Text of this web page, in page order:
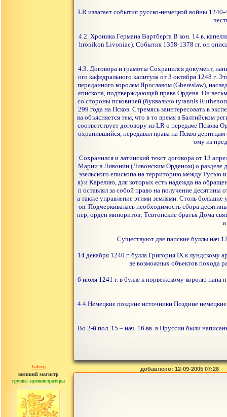
LR излагает события русско-немецкой войны
4.2. Хроника Германа Вартберга В кон. 14 в.
hronikon Livoniae). События 1358-1378 гг. он
4.3. Договора и грамоты Сохранился документ,
ого кафедрального капитула от 3 октября 1248 г.
переданного королем Ярославом (Ghereslaw),
епископа, подтверждающей права Ордена. Он
со стороны псковичей (буквально tyrannis
299 года на Псков. Стремясь заинтересовать в
ва объясняется тем, что в то время в Балтийском
соответствует договору из LR о передаче Пскова
охранившийся, передавал права на Псков
ому из
Сохранился и латинский текст договора от 13
Марии в Ливонии (Ливонским Орденом) о разделе
эзельского епископа на территорию между
я) и Карелию, для которых есть надежда на
п оставлял за собой право на получение
а также управление этими землями. Столь
ов. Подчеркивалась необходимость сбора
нер, орден миноритов; Тевтонские братья Дома
и
Существуют две папские буллы
14 декабря 1240 г. булла Григория IX к
ве возможных объектов похода
6 июля 1241 г. в булле к норвежскому королю папа
4.4.Немецкие поздние источники Поздние
Во 2-й пол. 15 – нач. 16 вв. в Пруссии были
Valerij
великий магистр
группа: администраторы
сообщений: 3753
добавлено: 12-09-2005 07:28